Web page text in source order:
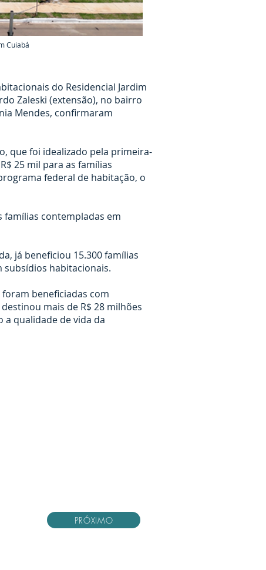
Cuiabá
do Residencial Jardim
Zaleski (extensão), no bairro
Mendes, confirmaram
que foi idealizado pela primeira-
25 mil para as famílias
federal de habitação, o
famílias contempladas em
já beneficiou 15.300 famílias
subsídios habitacionais.
beneficiadas com
mais de R$ 28 milhões
qualidade de vida da
PRÓXIMO